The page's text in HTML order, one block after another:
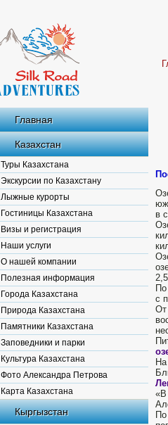
Главная
Казахстан
Туры Казахстана
Экскурсии по Казахстану
Лыжные курорты
Гостиницы Казахстана
Визы и регистрация
Наши услуги
О нашей компании
Полезная информация
Города Казахстана
Природа Казахстана
Памятники Казахстана
Заповедники и парки
Культура Казахстана
Фото Александра Петрова
Карта Казахстана
Кыргызстан
в
с
От
«В